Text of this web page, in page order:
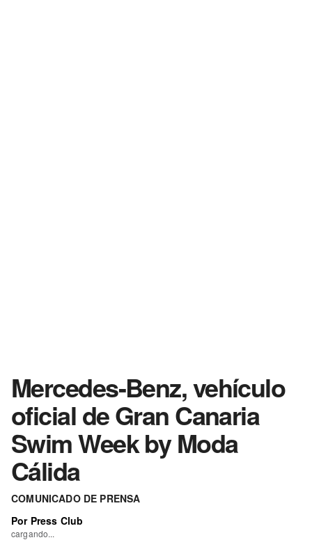
Mercedes-Benz, vehículo
oficial de Gran Canaria
Swim Week by Moda
Cálida
COMUNICADO DE PRENSA
Por Press Club
cargando...